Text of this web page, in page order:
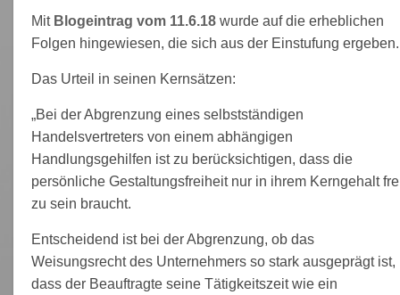
Mit Blogeintrag vom 11.6.18 wurde auf die erheblichen
Folgen hingewiesen, die sich aus der Einstufung ergeben.
Das Urteil in seinen Kernsätzen:
„Bei der Abgrenzung eines selbstständigen
Handelsvertreters von einem abhängigen
Handlungsgehilfen ist zu berücksichtigen, dass die
persönliche Gestaltungsfreiheit nur in ihrem Kerngehalt
zu sein braucht.
Entscheidend ist bei der Abgrenzung, ob das
Weisungsrecht des Unternehmers so stark ausgeprägt ist,
dass der Beauftragte seine Tätigkeitszeit wie ein